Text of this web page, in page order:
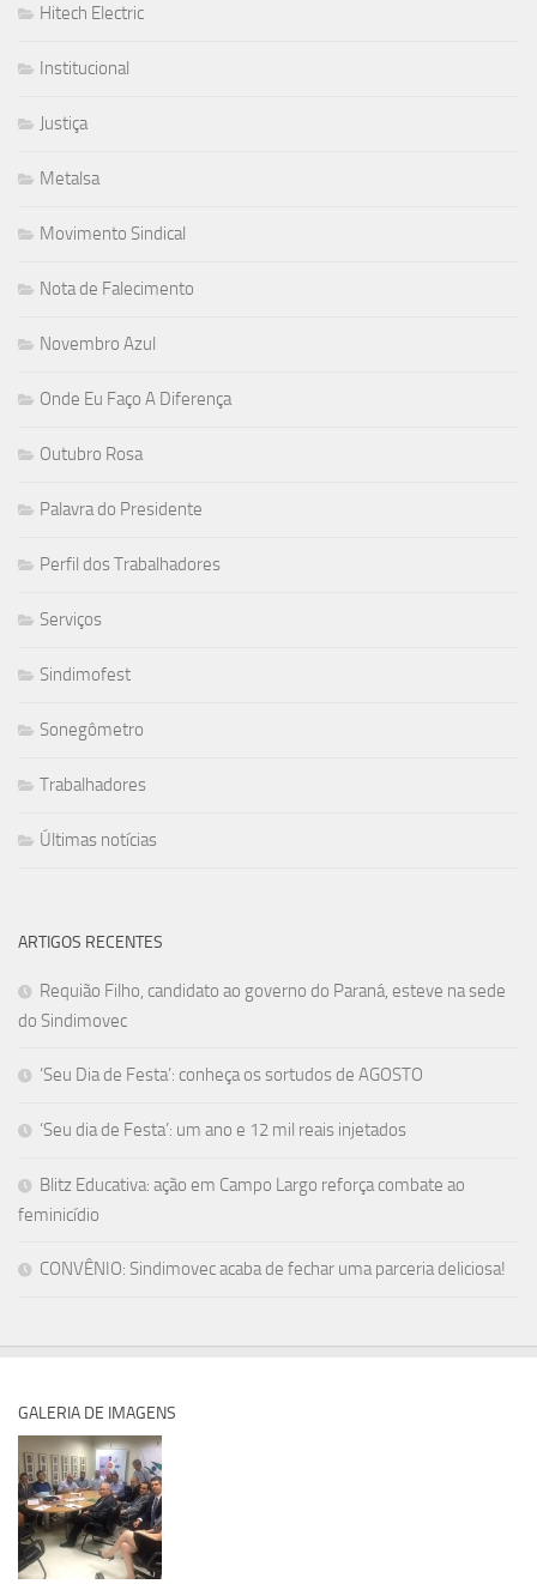
Hitech Electric
Institucional
Justiça
Metalsa
Movimento Sindical
Nota de Falecimento
Novembro Azul
Onde Eu Faço A Diferença
Outubro Rosa
Palavra do Presidente
Perfil dos Trabalhadores
Serviços
Sindimofest
Sonegômetro
Trabalhadores
Últimas notícias
ARTIGOS RECENTES
Requião Filho, candidato ao governo do Paraná, esteve na sede
do Sindimovec
‘Seu Dia de Festa’: conheça os sortudos de AGOSTO
‘Seu dia de Festa’: um ano e 12 mil reais injetados
Blitz Educativa: ação em Campo Largo reforça combate ao
feminicídio
CONVÊNIO: Sindimovec acaba de fechar uma parceria deliciosa!
GALERIA DE IMAGENS